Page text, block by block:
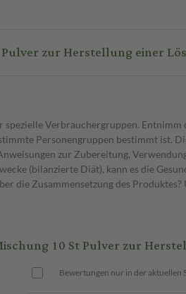
zur Herstellung einer
Verbrauchergruppen.
Personengruppen bestimmt
zur Zubereitung,
(bilanzierte Diät), kann es die
die Zusammensetzung des
10 St Pulver zur
Bewertungen nur in der aktuellen